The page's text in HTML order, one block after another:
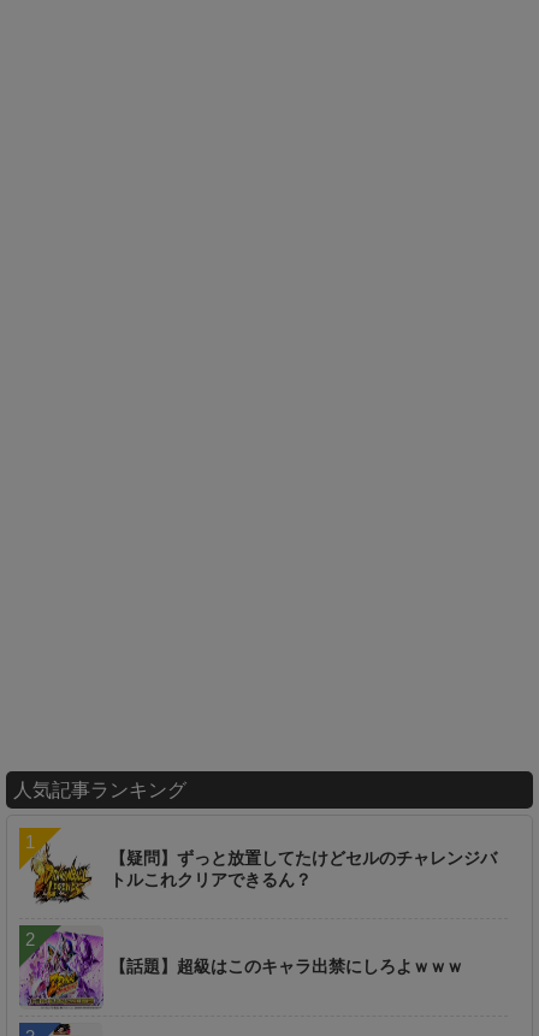
人気記事ランキング
【疑問】ずっと放置してたけどセルのチャレンジバ
トルこれクリアできるん？
【話題】超級はこのキャラ出禁にしろよｗｗｗ